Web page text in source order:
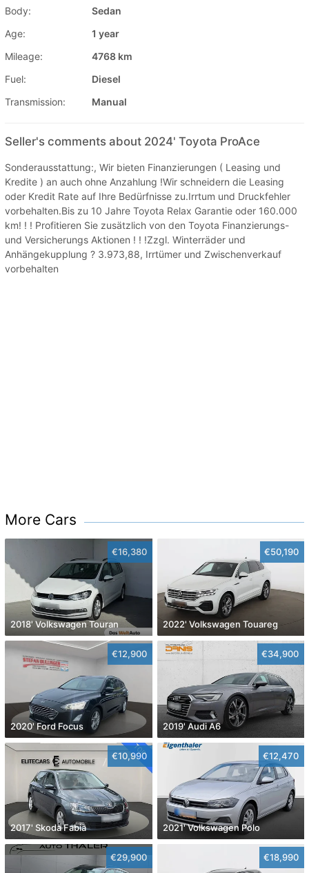
Body:
Sedan
Age:
1 year
Mileage:
4768 km
Fuel:
Diesel
Transmission:
Manual
Seller's comments about 2024' Toyota ProAce
Sonderausstattung:, Wir bieten Finanzierungen ( Leasing und
Kredite ) an auch ohne Anzahlung !Wir schneidern die Leasing
oder Kredit Rate auf Ihre Bedürfnisse zu.Irrtum und Druckfehler
vorbehalten.Bis zu 10 Jahre Toyota Relax Garantie oder 160.000
km! ! ! Profitieren Sie zusätzlich von den Toyota Finanzierungs-
und Versicherungs Aktionen ! ! !Zzgl. Winterräder und
Anhängekupplung ? 3.973,88, Irrtümer und Zwischenverkauf
vorbehalten
More Cars
€16,380
2018' Volkswagen Touran
€50,190
2022' Volkswagen Touareg
€12,900
2020' Ford Focus
€34,900
2019' Audi A6
€10,990
2017' Skoda Fabia
€12,470
2021' Volkswagen Polo
€29,900 €18,990